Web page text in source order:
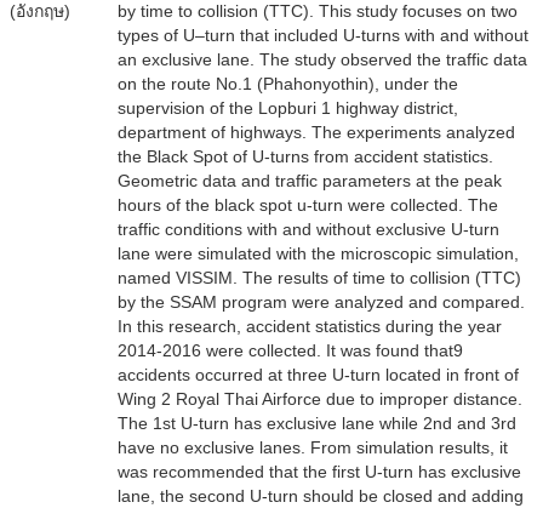
(อังกฤษ)
by time to collision (TTC). This study focuses on two
types of U–turn that included U-turns with and without
an exclusive lane. The study observed the traffic data
on the route No.1 (Phahonyothin), under the
supervision of the Lopburi 1 highway district,
department of highways. The experiments analyzed
the Black Spot of U-turns from accident statistics.
Geometric data and traffic parameters at the peak
hours of the black spot u-turn were collected. The
traffic conditions with and without exclusive U-turn
lane were simulated with the microscopic simulation,
named VISSIM. The results of time to collision (TTC)
by the SSAM program were analyzed and compared.
In this research, accident statistics during the year
2014-2016 were collected. It was found that9
accidents occurred at three U-turn located in front of
Wing 2 Royal Thai Airforce due to improper distance.
The 1st U-turn has exclusive lane while 2nd and 3rd
have no exclusive lanes. From simulation results, it
was recommended that the first U-turn has exclusive
lane, the second U-turn should be closed and adding